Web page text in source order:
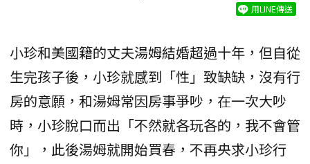
用LINE傳送
小珍和美國籍的丈夫湯姆結婚超過十年，但自從
生完孩子後，小珍就感到「性」致缺缺，沒有行
房的意願，和湯姆常因房事爭吵，在一次大吵
時，小珍脫口而出「不然就各玩各的，我不會管
你」，此後湯姆就開始買春，不再央求小珍行